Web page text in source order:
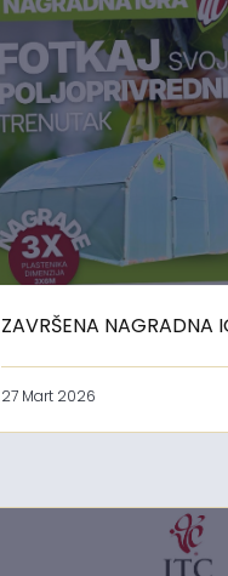
ZAVRŠENA NAGRADNA
27 Mart 2026